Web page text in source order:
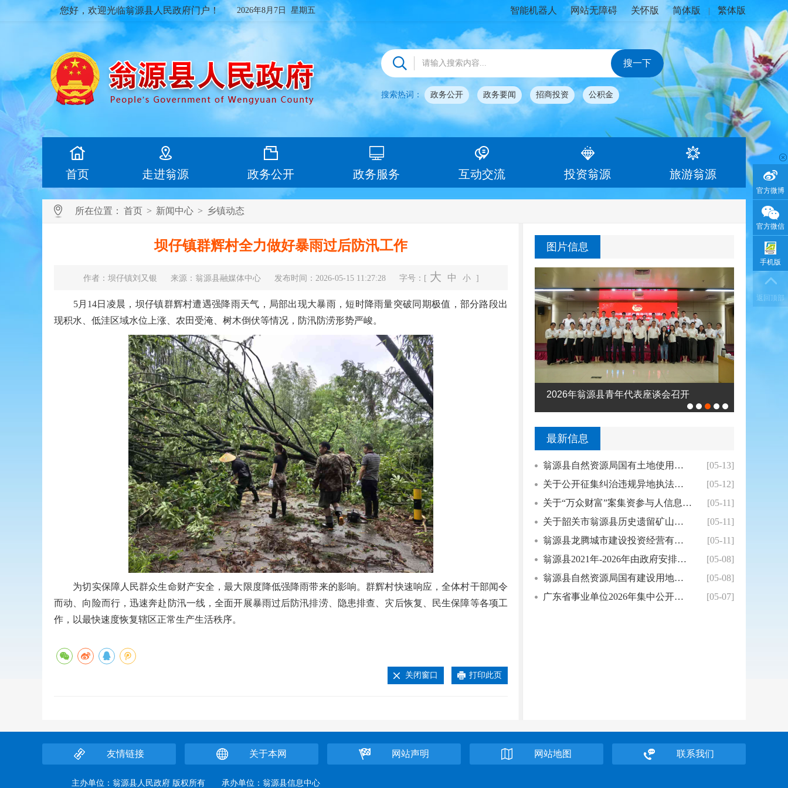
官方微博
官方微信
手机版
您好，欢迎光临翁源县人民政府门户！ 2026年8月7日 星期五 智能机器人 网站无障碍 关怀版 简体版 繁体版
搜索热词： 政务公开 政务要闻 招商投资 公积金
首页 走进翁源 政务公开 政务服务 互动交流 投资翁源 旅游翁源
所在位置： 首页 > 新闻中心 > 乡镇动态
坝仔镇群辉村全力做好暴雨过后防汛工作
作者：坝仔镇刘又银 来源：翁源县融媒体中心 发布时间：2026-05-15 11:27:28 字号：[ 大 中 小 ]
5月14日凌晨，坝仔镇群辉村遭遇强降雨天气，局部出现大暴雨，短时降雨量突破同期极值，部分路段出
现积水、低洼区域水位上涨、农田受淹、树木倒伏等情况，防汛防涝形势严峻。
为切实保障人民群众生命财产安全，最大限度降低强降雨带来的影响。群辉村快速响应，全体村干部闻令
而动、向险而行，迅速奔赴防汛一线，全面开展暴雨过后防汛排涝、隐患排查、灾后恢复、民生保障等各项工
作，以最快速度恢复辖区正常生产生活秩序。
关闭窗口 打印此页
图片信息
翁源县中经有机农业全产业链项目签约仪... 翁源县招商引资工作会议召开 2026年翁源县青年代表座谈会召开
最新信息
翁源县自然资源局国有土地使用权招拍挂出让成交...
[05-13]
关于公开征集纠治违规异地执法、趋利性执法以及...
[05-12]
关于“万众财富”案集资参与人信息登记核实的公...
[05-11]
关于韶关市翁源县历史遗留矿山认定结果的公告
[05-11]
翁源县龙腾城市建设投资经营有限公司及下属公司...
[05-11]
翁源县2021年-2026年由政府安排工作退...
[05-08]
翁源县自然资源局国有建设用地使用权协议出让信...
[05-08]
广东省事业单位2026年集中公开招聘高校毕业...
[05-07]
友情链接 关于本网 网站声明 网站地图 联系我们
主办单位：翁源县人民政府 版权所有 承办单位：翁源县信息中心